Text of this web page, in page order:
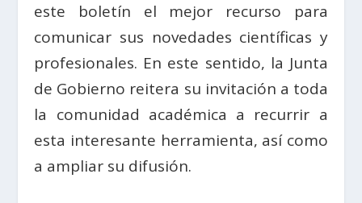
este boletín el mejor recurso para
comunicar sus novedades científicas y
profesionales. En este sentido, la Junta
de Gobierno reitera su invitación a toda
la comunidad académica a recurrir a
esta interesante herramienta, así como
a ampliar su difusión.